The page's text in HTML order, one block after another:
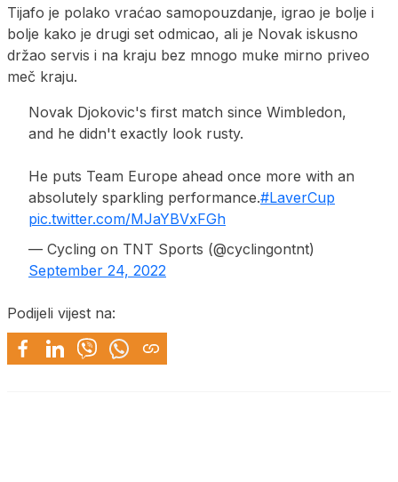
Tijafo je polako vraćao samopouzdanje, igrao je bolje i
bolje kako je drugi set odmicao, ali je Novak iskusno
držao servis i na kraju bez mnogo muke mirno priveo
meč kraju.
Novak Djokovic's first match since Wimbledon,
and he didn't exactly look rusty.
He puts Team Europe ahead once more with an
absolutely sparkling performance.#LaverCup
pic.twitter.com/MJaYBVxFGh
— Cycling on TNT Sports (@cyclingontnt)
September 24, 2022
Podijeli vijest na: